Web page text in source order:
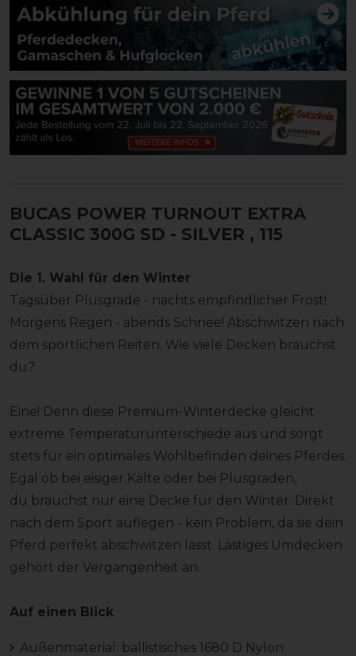
BUCAS POWER TURNOUT EXTRA
CLASSIC 300G SD - SILVER , 115
Die 1. Wahl für den Winter
Tagsüber Plusgrade - nachts empfindlicher Frost!
Morgens Regen - abends Schnee! Abschwitzen nach
dem sportlichen Reiten. Wie viele Decken brauchst
du?
Eine! Denn diese Premium-Winterdecke gleicht
extreme Temperaturunterschiede aus und sorgt
stets für ein optimales Wohlbefinden deines Pferdes.
Egal ob bei eisiger Kälte oder bei Plusgraden,
du brauchst nur eine Decke für den Winter. Direkt
nach dem Sport auflegen - kein Problem, da sie dein
Pferd perfekt abschwitzen lässt. Lästiges Umdecken
gehört der Vergangenheit an.
Auf einen Blick
Außenmaterial: ballistisches 1680 D Nylon